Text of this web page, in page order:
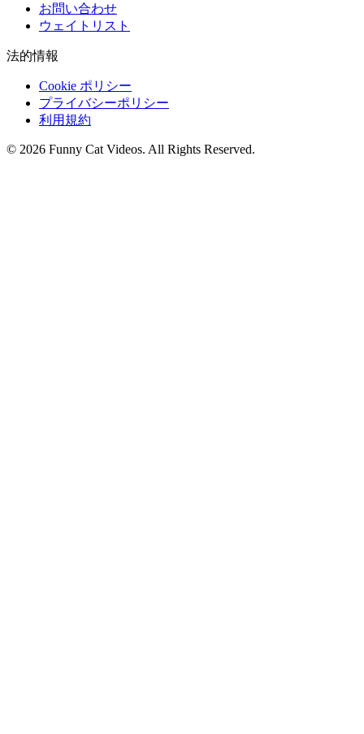
お問い合わせ
ウェイトリスト
法的情報
Cookie ポリシー
プライバシーポリシー
利用規約
© 2026 Funny Cat Videos. All Rights Reserved.